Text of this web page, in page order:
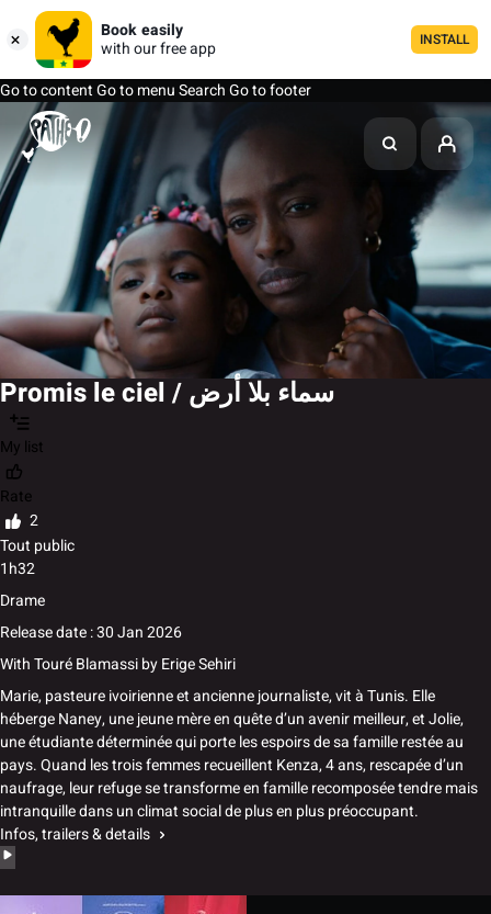
Book easily
with our free app
INSTALL
Go to contentGo to menuSearchGo to footer
Promis le ciel / سماء بلا أرض
My list
Rate
2
Tout public
1h32
Drame
Release date : 30 Jan 2026
WithTouré BlamassibyErige Sehiri
Marie, pasteure ivoirienne et ancienne journaliste, vit à Tunis. Elle
héberge Naney, une jeune mère en quête d’un avenir meilleur, et Jolie,
une étudiante déterminée qui porte les espoirs de sa famille restée au
pays. Quand les trois femmes recueillent Kenza, 4 ans, rescapée d’un
naufrage, leur refuge se transforme en famille recomposée tendre mais
intranquille dans un climat social de plus en plus préoccupant.
Infos, trailers & details